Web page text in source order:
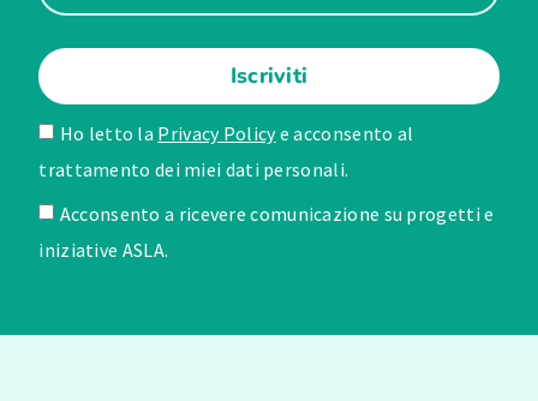
Ho letto la Privacy Policye acconsento al
trattamento dei miei dati personali.
Acconsento a ricevere comunicazione su progetti e
iniziative ASLA.
Iscriviti